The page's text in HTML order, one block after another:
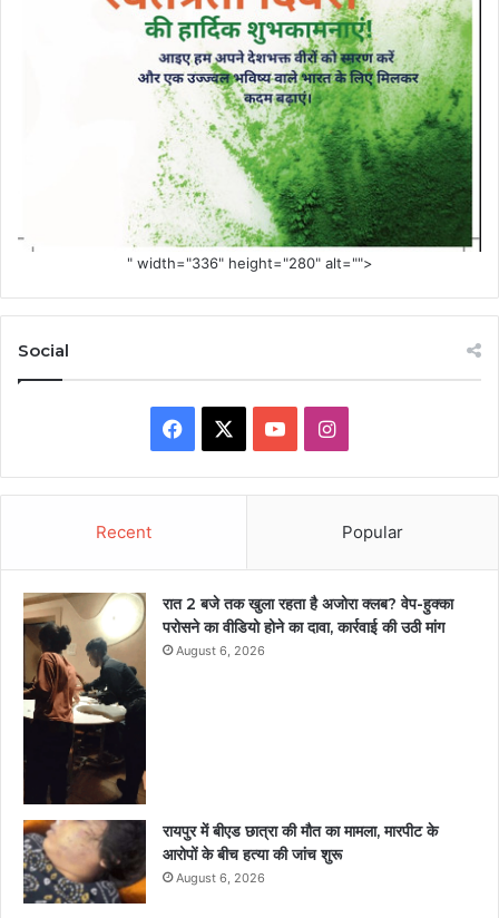
" width="336" height="280" alt="">
Social
Facebook YouTubeInstagram
Recent Popular
रात 2 बजे तक खुला रहता है अजोरा क्लब? वेप-हुक्का
परोसने का वीडियो होने का दावा, कार्रवाई की उठी मांग
August 6, 2026
रायपुर में बीएड छात्रा की मौत का मामला, मारपीट के
आरोपों के बीच हत्या की जांच शुरू
August 6, 2026